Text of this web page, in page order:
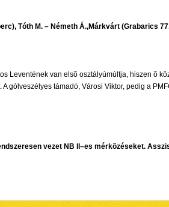
Tóth M. – Németh Á.,Márkvárt (Grabarics
Leventének van elsõ osztályúmúltja, hiszen õ
gólveszélyes támadó, Városi Viktor, pedig a
vezet NB II–es mérkõzéseket.